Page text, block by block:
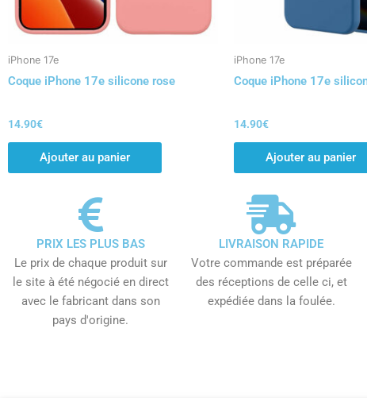
iPhone 17e
Coque iPhone 17e silicone rose
14.90€
Ajouter au panier
iPhone 17e
Coque iPhone 17e
14.90€
Ajouter au panier
PRIX LES PLUS BAS
Le prix de chaque produit sur
le site à été négocié en direct
avec le fabricant dans son
pays d'origine.
LIVRAISON RAPIDE
Votre commande est préparée
des réceptions de celle ci, et
expédiée dans la foulée.